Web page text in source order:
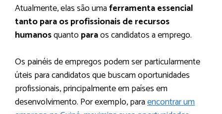
Atualmente, elas são umaferramenta essencial
tanto para os profissionais de recursos
humanosquantoparaos candidatos a emprego.
Os painéis de empregos podem ser particularmente
úteis para candidatos que buscam oportunidades
profissionais, principalmente em países em
desenvolvimento. Por exemplo, paraencontrar um